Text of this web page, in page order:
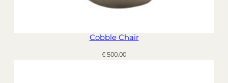
Cobble Chair
€ 500,00